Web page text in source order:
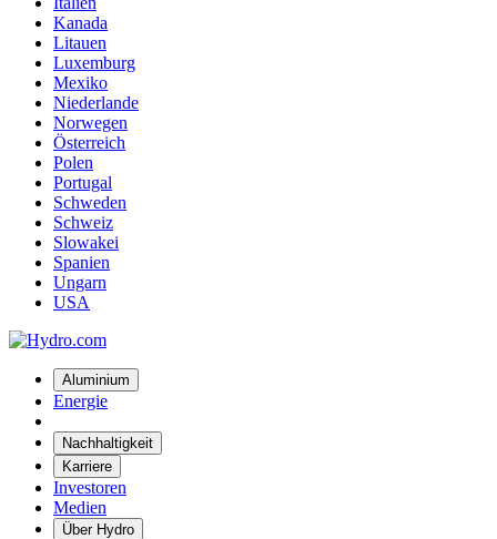
Kanada
Litauen
Luxemburg
Mexiko
Niederlande
Norwegen
Österreich
Polen
Portugal
Schweden
Schweiz
Slowakei
Spanien
Ungarn
USA
Aluminium
Energie
Nachhaltigkeit
Karriere
Investoren
Medien
Über Hydro